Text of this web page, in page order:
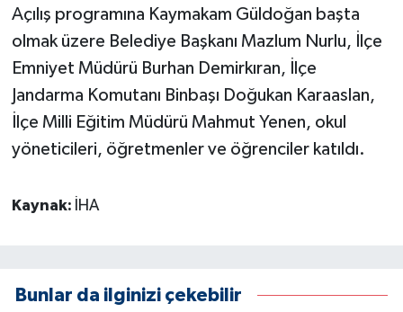
Açılış programına Kaymakam Güldoğan başta
olmak üzere Belediye Başkanı Mazlum Nurlu, İlçe
Emniyet Müdürü Burhan Demirkıran, İlçe
Jandarma Komutanı Binbaşı Doğukan Karaaslan,
İlçe Milli Eğitim Müdürü Mahmut Yenen, okul
yöneticileri, öğretmenler ve öğrenciler katıldı.
Kaynak: İHA
Bunlar da ilginizi çekebilir